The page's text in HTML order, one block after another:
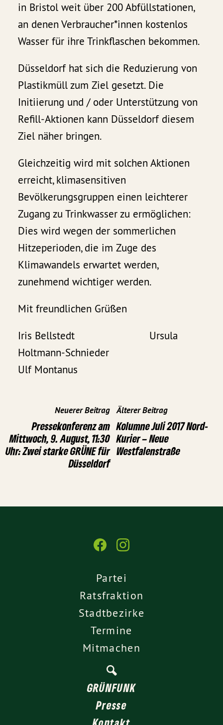
in Bristol weit über 200 Abfüllstationen,
an denen Verbraucher*innen kostenlos
Wasser für ihre Trinkflaschen bekommen.
Düsseldorf hat sich die Reduzierung von
Plastikmüll zum Ziel gesetzt. Die
Initiierung und / oder Unterstützung von
Refill-Aktionen kann Düsseldorf diesem
Ziel näher bringen.
Gleichzeitig wird mit solchen Aktionen
erreicht, klimasensitiven
Bevölkerungsgruppen einen leichterer
Zugang zu Trinkwasser zu ermöglichen:
Dies wird wegen der sommerlichen
Hitzeperioden, die im Zuge des
Klimawandels erwartet werden,
zunehmend wichtiger werden.
Mit freundlichen Grüßen
Iris Bellstedt Ursula
Holtmann-Schnieder
Ulf Montanus
Neuerer Beitrag
Pressekonferenz am
Mittwoch, 9. August, 11:30
Uhr: Zwei starke GRÜNE für
Düsseldorf
Älterer Beitrag
Kolumne Juli 2017 Nord-
Kurier – Neue
Westfalenstraße
Partei
Ratsfraktion
Stadtbezirke
Termine
Mitmachen
GRÜNFUNK
Presse